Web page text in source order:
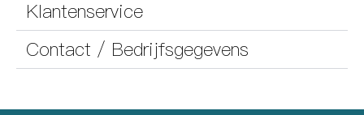
Klantenservice
Contact / Bedrijfsgegevens